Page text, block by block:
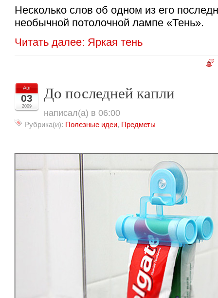
Несколько слов об одном из его
необычной потолочной лампе «Тень».
Читать далее: Яркая тень
Авг
03
2009
До последней капли
написал(а) в 06:00
Рубрика(и): Полезные идеи, Предметы